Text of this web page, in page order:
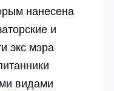
нанесена
и
экс мэра
видами